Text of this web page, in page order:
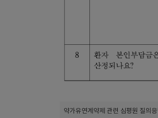
약가유연계약제 관련 심평원 질의